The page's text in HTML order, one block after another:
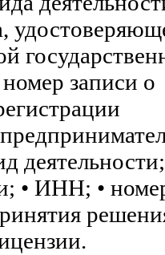
записи о
• ИНН; •